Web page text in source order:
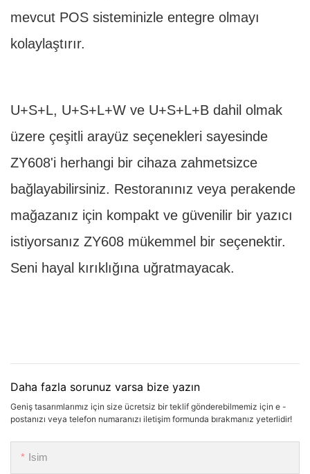
mevcut POS sisteminizle entegre olmayı
kolaylaştırır.
U+S+L, U+S+L+W ve U+S+L+B dahil olmak
üzere çeşitli arayüz seçenekleri sayesinde
ZY608'i herhangi bir cihaza zahmetsizce
bağlayabilirsiniz. Restoranınız veya perakende
mağazanız için kompakt ve güvenilir bir yazıcı
istiyorsanız ZY608 mükemmel bir seçenektir.
Seni hayal kırıklığına uğratmayacak.
Daha fazla sorunuz varsa bize yazın
Geniş tasarımlarımız için size ücretsiz bir teklif gönderebilmemiz için e -
postanızı veya telefon numaranızı iletişim formunda bırakmanız yeterlidir!
Isim